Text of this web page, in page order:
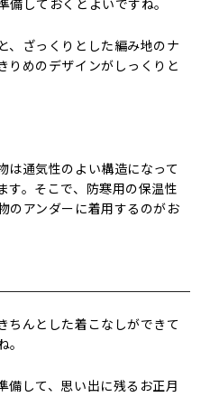
しておくとよいですね。
、ざっくりとした編み地のナ
りめのデザインがしっくりと
は通気性のよい構造になって
す。そこで、防寒用の保温性
のアンダーに着用するのがお
ちんとした着こなしができて
備して、思い出に残るお正月